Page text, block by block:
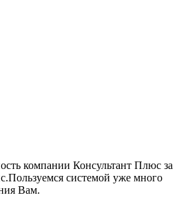
компании Консультант Плюс за
системой уже много
Вам.